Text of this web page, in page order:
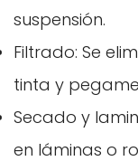
suspensión.
Filtrado: Se
tinta y
Secado y
en láminas o